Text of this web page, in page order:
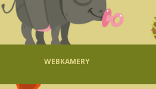
WEBKAMERY